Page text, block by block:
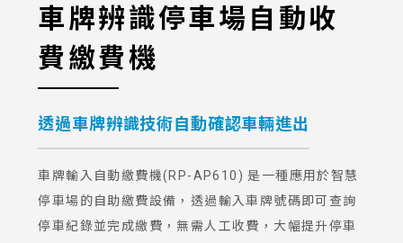
車牌辨識停車場自動收
費繳費機
透過車牌辨識技術自動確認車輛進出
車牌輸入自動繳費機(RP-AP610) 是一種應用於智慧
停車場的自助繳費設備，透過輸入車牌號碼即可查詢
停車紀錄並完成繳費，無需人工收費，大幅提升停車